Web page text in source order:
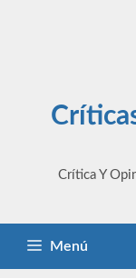
Crítica Y
Menú